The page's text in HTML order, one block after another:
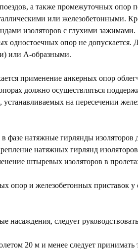
а также промежуточных опор
или железобетонными.
изоляторов с глухими зажимами.
одностоечных опор не
или А-образными.
применение анкерных опор
должно осуществляться
на пересечении
натяжные гирлянды изоляторов
натяжных гирлянд
штыревых изоляторов в
опор и железобетонных приставок
следует
20 м и менее следует принимать